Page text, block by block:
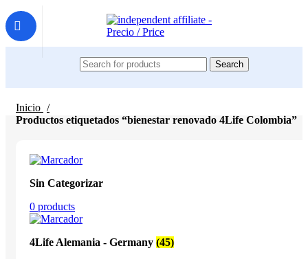
Search
Inicio
Productos etiquetados “bienestar renovado 4Life Colombia”
Sin Categorizar
0 products
4Life Alemania - Germany (45)